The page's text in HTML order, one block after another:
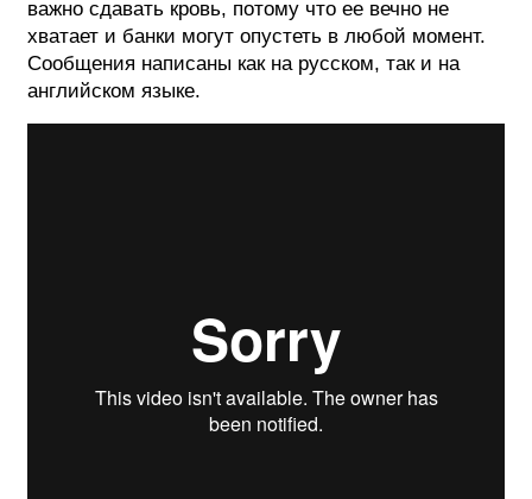
важно сдавать кровь, потому что ее вечно не
хватает и банки могут опустеть в любой момент.
Сообщения написаны как на русском, так и на
английском языке.